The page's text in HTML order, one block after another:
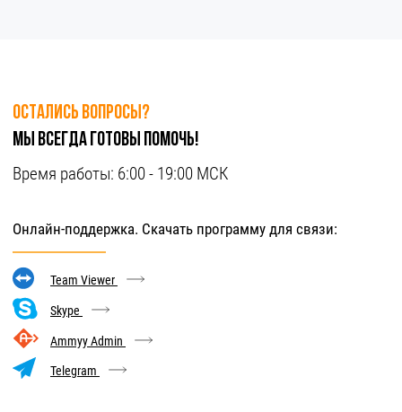
Остались вопросы?
Мы всегда готовы помочь!
Время работы: 6:00 - 19:00 МСК
Онлайн-поддержка. Скачать программу для связи:
Team Viewer
Skype
Ammyy Admin
Telegram